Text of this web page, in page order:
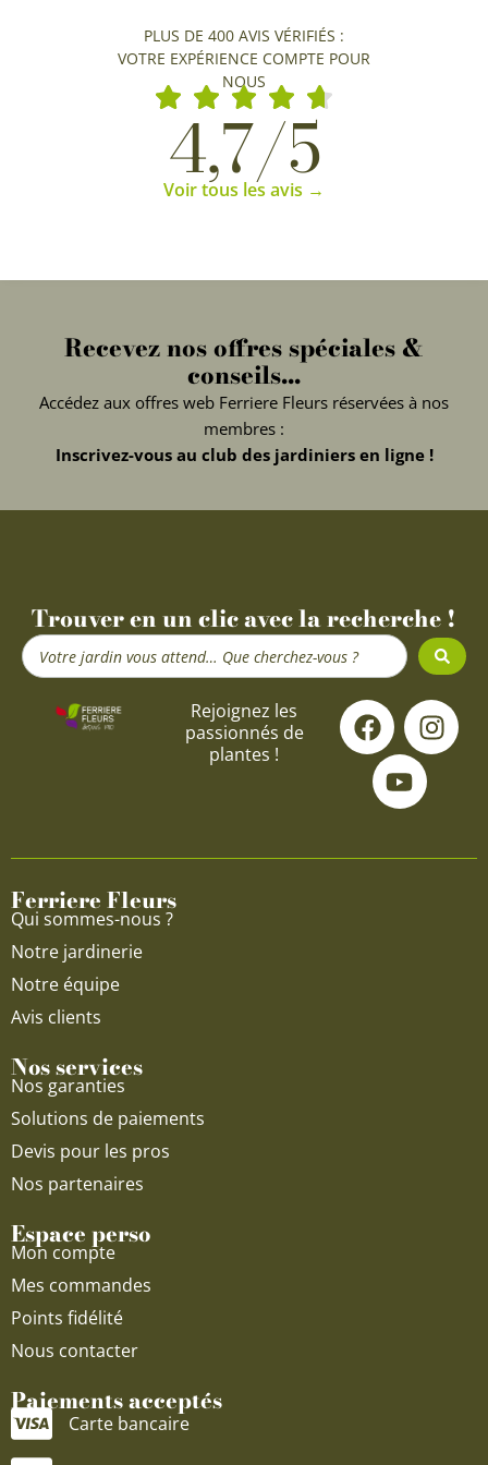
PLUS DE 400 AVIS VÉRIFIÉS :
VOTRE EXPÉRIENCE COMPTE POUR
NOUS
4,7/5
Voir tous les avis →
Recevez nos offres spéciales &
conseils...
Accédez aux offres web Ferriere Fleurs réservées à nos
membres :
Inscrivez-vous au club des jardiniers en ligne !
Trouver en un clic avec la recherche !
Search
...
Rejoignez les
passionnés de
plantes !
F
a
c
e
o
I
n
s
g
Y
o
u
t
u
b
Ferriere Fleurs
Qui sommes-nous ?
Notre jardinerie
Notre équipe
Avis clients
Nos services
Nos garanties
Solutions de paiements
Devis pour les pros
Nos partenaires
Espace perso
Mon compte
Mes commandes
Points fidélité
Nous contacter
Paiements acceptés
Carte bancaire